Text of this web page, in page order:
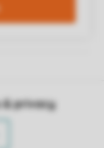
& privacy